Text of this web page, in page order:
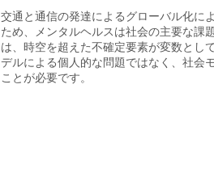
交通と通信の発達によるグローバル化によ
ため、
メンタ ルヘルスは社会の主要な課
は、時空を超えた不確定要素が変数とし
デルによる個人的な問題ではなく、社会
ことが必要です。